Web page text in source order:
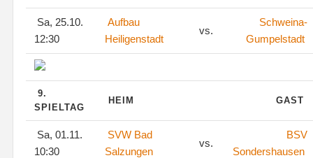
Sa, 25.10.
12:30
Aufbau
Heiligenstadt
vs.
Schweina-
Gumpelstadt
9.
SPIELTAG
HEIM GAST
Sa, 01.11.
10:30
SVW Bad
Salzungen
vs.
BSV
Sondershausen